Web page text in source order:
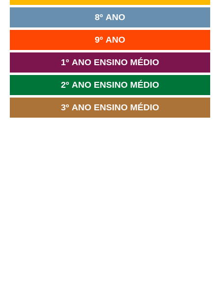
8º ANO
9º ANO
1º ANO ENSINO MÉDIO
2º ANO ENSINO MÉDIO
3º ANO ENSINO MÉDIO